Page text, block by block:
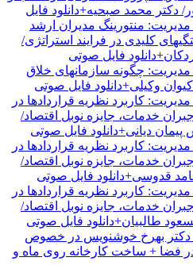
دکتر محمد صبحیه+دانلود فایل
منتورینگ مدیران ارشد
کلیدی در فرایند استراتژی/
فایل صوتی
چگونه سازمانهای خلاق
وکیلی+دانلود فایل صوتی
کاربرد نظریه قراردادها در
خدمات، جایزه نوبل اقتصاد/
دیانی+دانلود فایل صوتی
کاربرد نظریه قراردادها در
خدمات، جایزه نوبل اقتصاد/
قدوسی+دانلود فایل صوتی
کاربرد نظریه قراردادها در
خدمات، جایزه نوبل اقتصاد/
طالبیان+دانلود فایل صوتی
دکتر بهرخ خوشنویس در خصوص
فضا + ساخت کارخانه روی ماه و